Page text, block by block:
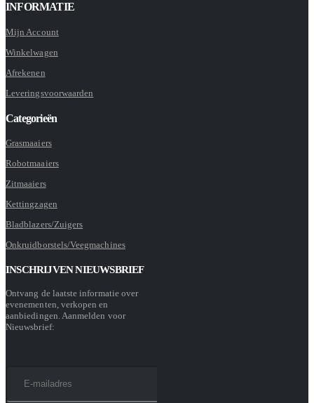
INFORMATIE
Mijn Account
Winkelwagen
Afrekenen
Leveringsvoorwaarden
Categorieën
Grasmaaiers
Robotmaaiers
Zitmaaiers
Kettingzagen
Bladblazers/Zuigers
Onkruidborstels/Veegmachines
INSCHRIJVEN NIEUWSBRIEF
Ontvang de laatste informatie over
evenementen, verkopen en
aanbiedingen. Aanmelden voor
Nieuwsbrief: